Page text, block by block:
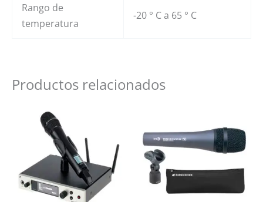
Rango de
temperatura
-20 ° C a 65 ° C
Productos relacionados